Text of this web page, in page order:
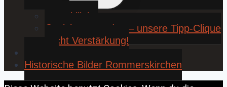
❤️ Rokiliebe
⚽ KickStart 25/26 – unsere Tipp-Clique
sucht Verstärkung!
Historische Bilder Rommerskirchen